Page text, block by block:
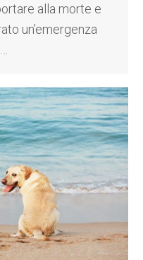
alla morte e
un’emergenza